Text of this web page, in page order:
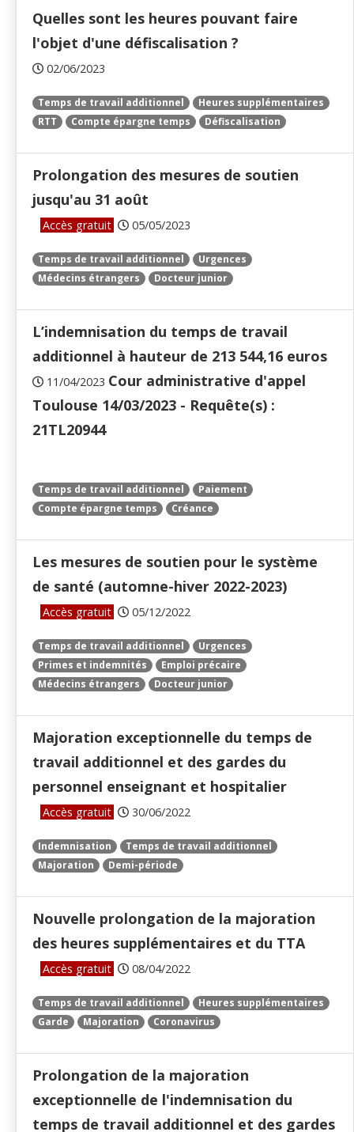
Quelles sont les heures pouvant faire
l'objet d'une défiscalisation ?
02/06/2023
Temps de travail additionnel
Heures supplémentaires
RTT
Compte épargne temps Défiscalisation
Prolongation des mesures de soutien
jusqu'au 31 août
Accès gratuit 05/05/2023
Temps de travail additionnel
Urgences
Médecins étrangers
Docteur junior
L’indemnisation du temps de travail
additionnel à hauteur de 213 544,16 euros
11/04/2023 Cour administrative d'appel
Toulouse 14/03/2023 - Requête(s) :
21TL20944
Temps de travail additionnel
Paiement
Compte épargne temps
Créance
Les mesures de soutien pour le système
de santé (automne-hiver 2022-2023)
Accès gratuit 05/12/2022
Temps de travail additionnel
Urgences
Primes et indemnités
Emploi précaire
Médecins étrangers
Docteur junior
Majoration exceptionnelle du temps de
travail additionnel et des gardes du
personnel enseignant et hospitalier
Accès gratuit 30/06/2022
Indemnisation
Temps de travail additionnel
Majoration
Demi-période
Nouvelle prolongation de la majoration
des heures supplémentaires et du TTA
Accès gratuit 08/04/2022
Temps de travail additionnel
Heures supplémentaires
Garde
Majoration Coronavirus
Prolongation de la majoration
exceptionnelle de l'indemnisation du
temps de travail additionnel et des gardes